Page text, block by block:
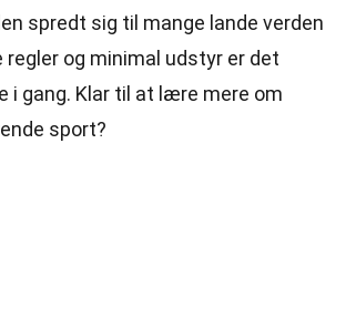
spredt sig til mange lande verden
regler og minimal udstyr er det
i gang. Klar til at lære mere om
sport?